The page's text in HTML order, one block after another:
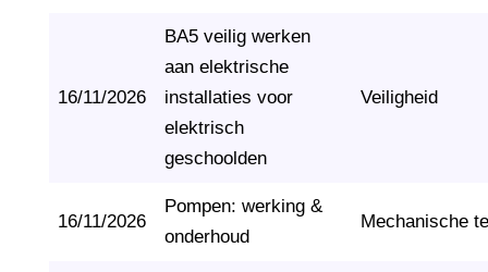
16/11/2026
BA5 veilig werken
aan elektrische
installaties voor
elektrisch
geschoolden
Veiligheid
16/11/2026
Pompen: werking &
onderhoud
Mechanische